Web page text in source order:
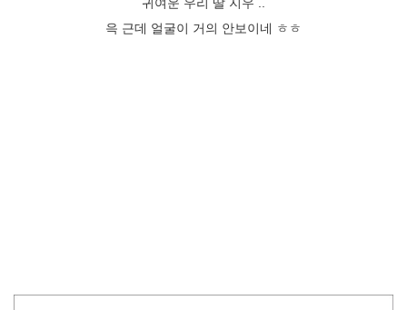
윽 근데 얼굴이 거의 안보이네 ㅎㅎ